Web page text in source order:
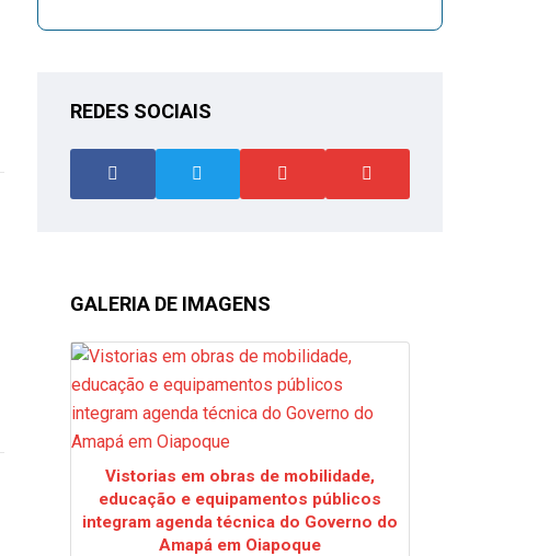
REDES SOCIAIS
GALERIA DE IMAGENS
Vistorias em obras de mobilidade,
educação e equipamentos públicos
integram agenda técnica do Governo do
Amapá em Oiapoque